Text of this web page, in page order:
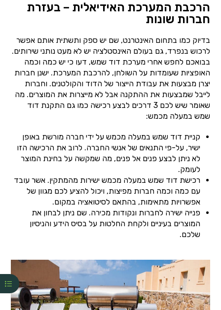
הרכבת המערכת האידיאלית – בעזרת
חברות שונות
בדיוק כמו בתחום האינטרנט, שם יש ספק ותשתית אותם אפשר
לרכוש בנפרד, גם בעולם האינסטלציה יש לא מעט נותני שירותים.
בבואכם לחפש אחרי מערכת דוד שמש, דעו כי יש כמה וכמה
האופציות שעומדות על השולחן, להרכבת המערכת. ישנן חברות
יצרן מבצעות את עבודת הייצור של הדוד והקולטנים. וחברות
לייבל שמבצעות את ההתקנה אבל לא מייצרות את המוצרים. מה
שאומר שיש לכם 3 דרכים לבצע רכישה כמו גם התקנת דוד
שמש במעלה מכמש:
קניית דוד שמש במעלה מכמש על ידי חברה מורשת באופן
ישיר, על-פי התנאים של אנשי החברה. לרוב את הרכישה הזו
לא ניתן לבצע פנים אל פנים, מה שמקשה על בחינת המוצר
לעומק.
רכישת דוד שמש במעלה מכמש ישירות מהמתקין. אשר עובד
עם כמה וכמה חברות מפיצות, ויכול להציע לכם מגוון של
אפשרויות מתאימות, בהתאם לסיטואציה במקום.
פנייה ישירה לחברות ונקודות מכירה. שם ניתן לבחון את
המוצרים בעיניים ולקחת החלטות על בסיס הידע והניסיון
שלכם.